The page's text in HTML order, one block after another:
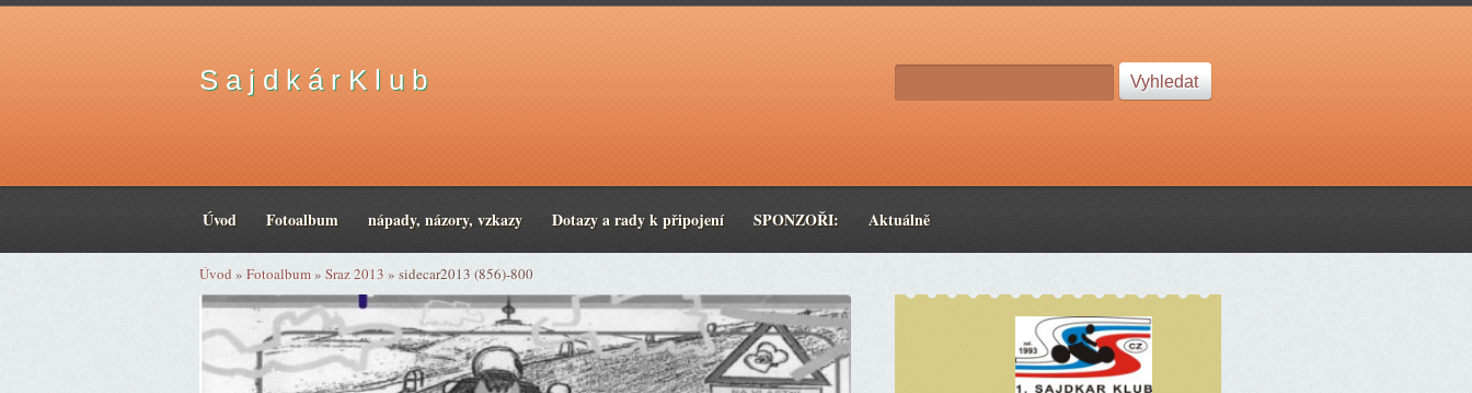
S a j d k á r K l u b
Úvod Fotoalbum nápady, názory, vzkazy Dotazy a rady k připojení SPONZOŘI: Aktuálně
Úvod » Fotoalbum» Sraz 2013 » sidecar2013 (856)-800